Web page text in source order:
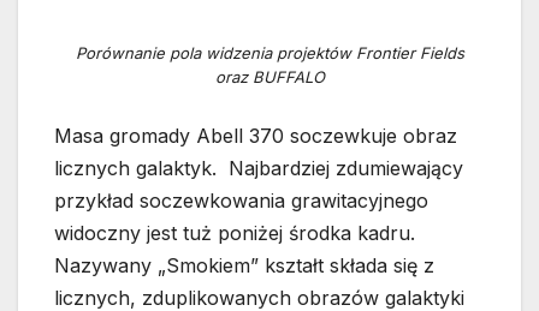
Porównanie pola widzenia projektów Frontier Fields
oraz BUFFALO
Masa gromady Abell 370 soczewkuje obraz
licznych galaktyk. Najbardziej zdumiewający
przykład soczewkowania grawitacyjnego
widoczny jest tuż poniżej środka kadru.
Nazywany „Smokiem” kształt składa się z
licznych, zduplikowanych obrazów galaktyki